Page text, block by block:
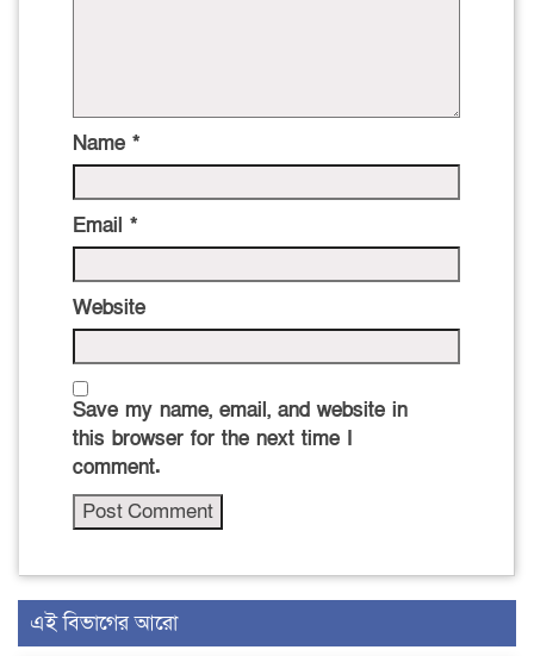
Name *
Email *
Website
Save my name, email, and website in
this browser for the next time I
comment.
এই বিভাগের আরো